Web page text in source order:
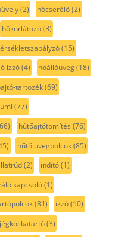
(2) hőcserélő(2)
hőkorlátozó(3)
(15)
izzó(4) hőállóüveg(18)
tartozék(69)
(77)
hűtőajtótömítés (76)
hűtő üvegpolcok(85)
illatrúd(2) indító(1)
kapcsoló(1)
(81) izzó(10)
jégkockatartó(3)